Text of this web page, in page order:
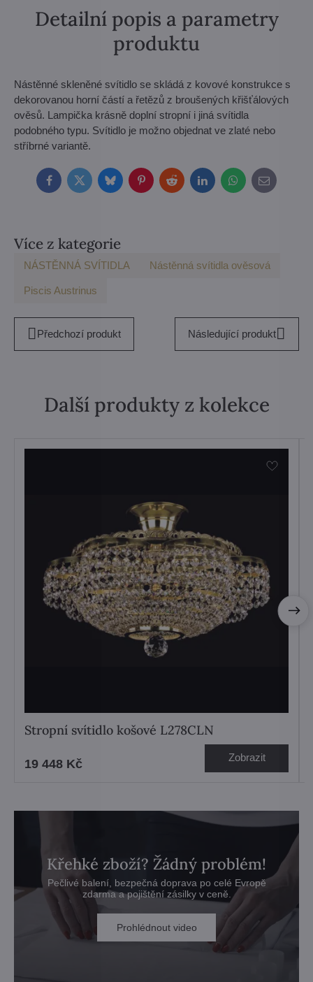
Detailní popis a parametry
produktu
Nástěnné skleněné svítidlo se skládá z kovové konstrukce s
dekorovanou horní částí a řetězů z broušených křišťálových
ověsů. Lampička krásně doplní stropní i jiná svítidla
podobného typu. Svítidlo je možno objednat ve zlaté nebo
stříbrné variantě.
FacebookTwitterBlueskyPinterestRedditLinkedInWhatsApp
E-
mail
Více z kategorie
NÁSTĚNNÁ SVÍTIDLA Nástěnná svítidla ověsová
Piscis Austrinus
Předchozí produkt Následující produkt
Další produkty z kolekce
Stropní svítidlo košové L278CLN
19 448 Kč Zobrazit
Křehké zboží? Žádný problém!
Pečlivé balení, bezpečná doprava po celé Evropě
zdarma a pojištění zásilky v ceně.
Prohlédnout video